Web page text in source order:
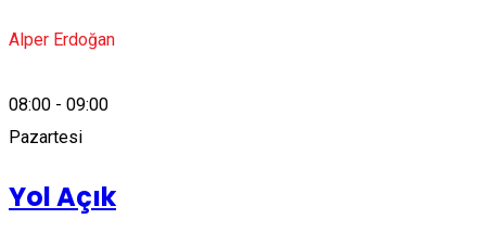
Alper Erdoğan
08:00 - 09:00
Pazartesi
Yol Açık